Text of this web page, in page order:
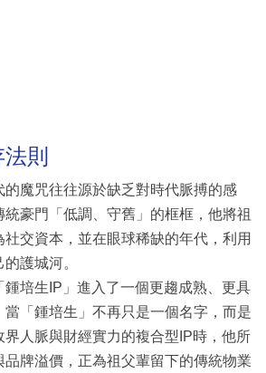
則
的魔咒往往源於缺乏對時代脈搏的感
統豪門「低調、守舊」的框框，他將祖
交資本，並在眼球稀缺的年代，利用
護城河。
培生IP」進入了一個更趨成熟、更具
「鍾培生」不再只是一個名字，而是
人脈與財經實力的複合型IP時，他所
品牌溢價，正為祖父輩留下的傳統物業